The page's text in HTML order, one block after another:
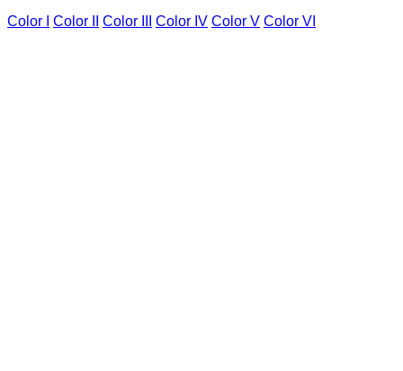
Color I
Color II Color III Color IV Color V Color VI